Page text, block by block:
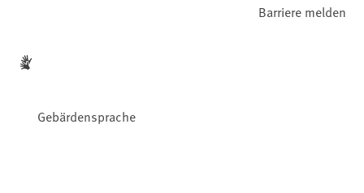
Gebärdensprache
Barriere melden